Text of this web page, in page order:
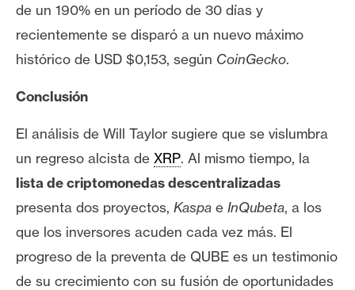
de un 190% en un período de 30 días y
recientemente se disparó a un nuevo máximo
histórico de USD $0,153, según CoinGecko.
Conclusión
El análisis de Will Taylor sugiere que se vislumbra
un regreso alcista de XRP. Al mismo tiempo, la
lista de criptomonedas descentralizadas
presenta dos proyectos, Kaspa e InQubeta, a los
que los inversores acuden cada vez más. El
progreso de la preventa de QUBE es un testimonio
de su crecimiento con su fusión de oportunidades